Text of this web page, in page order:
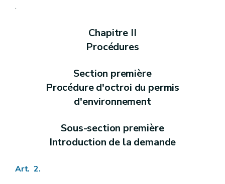
.
Chapitre II
Procédures
Section première
Procédure d'octroi du permis
d'environnement
Sous-section première
Introduction de la demande
Art. 2.